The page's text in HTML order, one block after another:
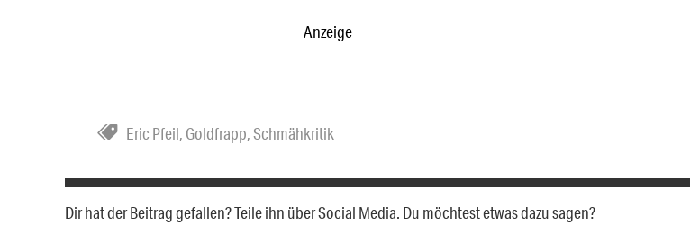
Anzeige
Eric Pfeil, Goldfrapp,Schmähkritik
Dir hat der Beitrag gefallen? Teile ihn über Social Media. Du möchtest etwas dazu sagen?